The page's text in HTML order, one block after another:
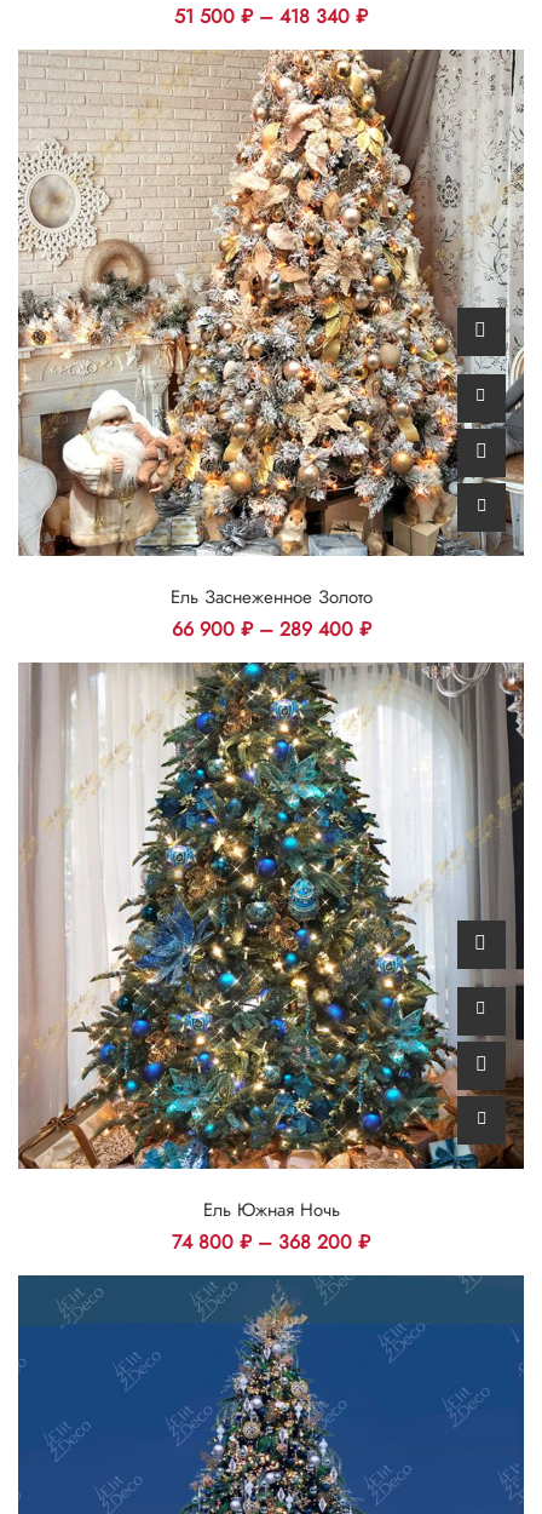
51 500 ₽– 418 340 ₽
Ель Заснеженное Золото
66 900 ₽– 289 400 ₽
Ель Южная Ночь
74 800 ₽– 368 200 ₽